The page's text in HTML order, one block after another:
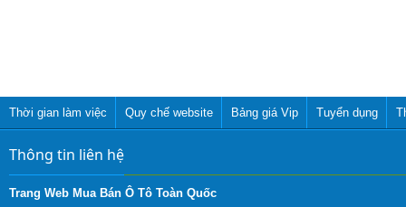
Thời gian làm việc Quy chế website Bảng giá Vip Tuyển dụng
Thông tin liên hệ
Trang Web Mua Bán Ô Tô Toàn Quốc